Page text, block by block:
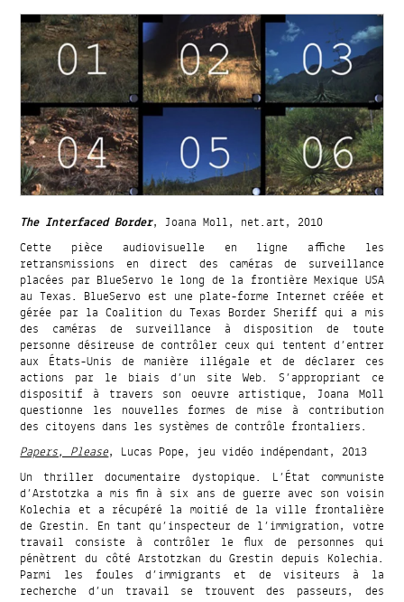
The Interfaced Border, Joana Moll, net.art, 2010
Cette pièce audiovisuelle en ligne affiche les
retransmissions en direct des caméras de surveillance
placées par BlueServo le long de la frontière Mexique USA
au Texas. BlueServo est une plate-forme Internet créée et
gérée par la Coalition du Texas Border Sheriff qui a mis
des caméras de surveillance à disposition de toute
personne désireuse de contrôler ceux qui tentent d’entrer
aux États-Unis de manière illégale et de déclarer ces
actions par le biais d’un site Web. S’appropriant ce
dispositif à travers son oeuvre artistique, Joana Moll
questionne les nouvelles formes de mise à contribution
des citoyens dans les systèmes de contrôle frontaliers.
Papers, Please, Lucas Pope, jeu vidéo indépendant, 2013
Un thriller documentaire dystopique. L’État communiste
d’Arstotzka a mis fin à six ans de guerre avec son voisin
Kolechia et a récupéré la moitié de la ville frontalière
de Grestin. En tant qu’inspecteur de l’immigration, votre
travail consiste à contrôler le flux de personnes qui
pénètrent du côté Arstotzkan du Grestin depuis Kolechia.
Parmi les foules d’immigrants et de visiteurs à la
recherche d’un travail se trouvent des passeurs, des